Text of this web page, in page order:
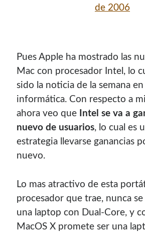
¡Hola mi nombre es Miguel Useche!
Soy desarrollador web
, colaboro en
promuevo tecnologías abiertas,
de Archlinux,plugins de WordPress y
o dar charlas.
de 2006
Pues Apple ha mostrado las
Mac con procesador Intel, lo
sido la noticia de la semana
informática. Con respecto a
ahora veo que
Intel se va a
nuevo de usuarios, lo cual es
estrategia llevarse ganancias
nuevo.
Lo mas atractivo de esta
procesador que trae, nunca se
una laptop con Dual-Core, y
MacOS X promete ser una